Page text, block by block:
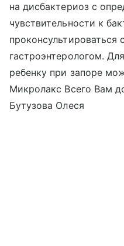
на дисбактериоз с
чувствительности к
проконсультироваться
гастроэнтерологом.
ребенку при запоре
Микролакс Всего Вам
Бутузова Олеся